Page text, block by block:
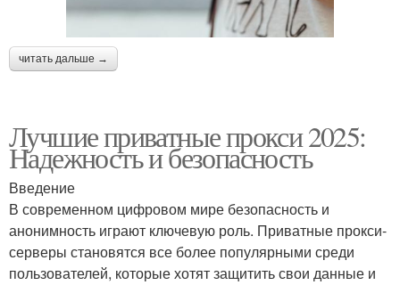
читать дальше →
Лучшие приватные прокси 2025:
Надежность и безопасность
Введение
В современном цифровом мире безопасность и
анонимность играют ключевую роль. Приватные прокси-
серверы становятся все более популярными среди
пользователей, которые хотят защитить свои данные и